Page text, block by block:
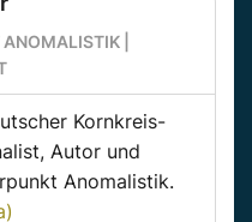
|
Kornkreis-
Autor und
Anomalistik.